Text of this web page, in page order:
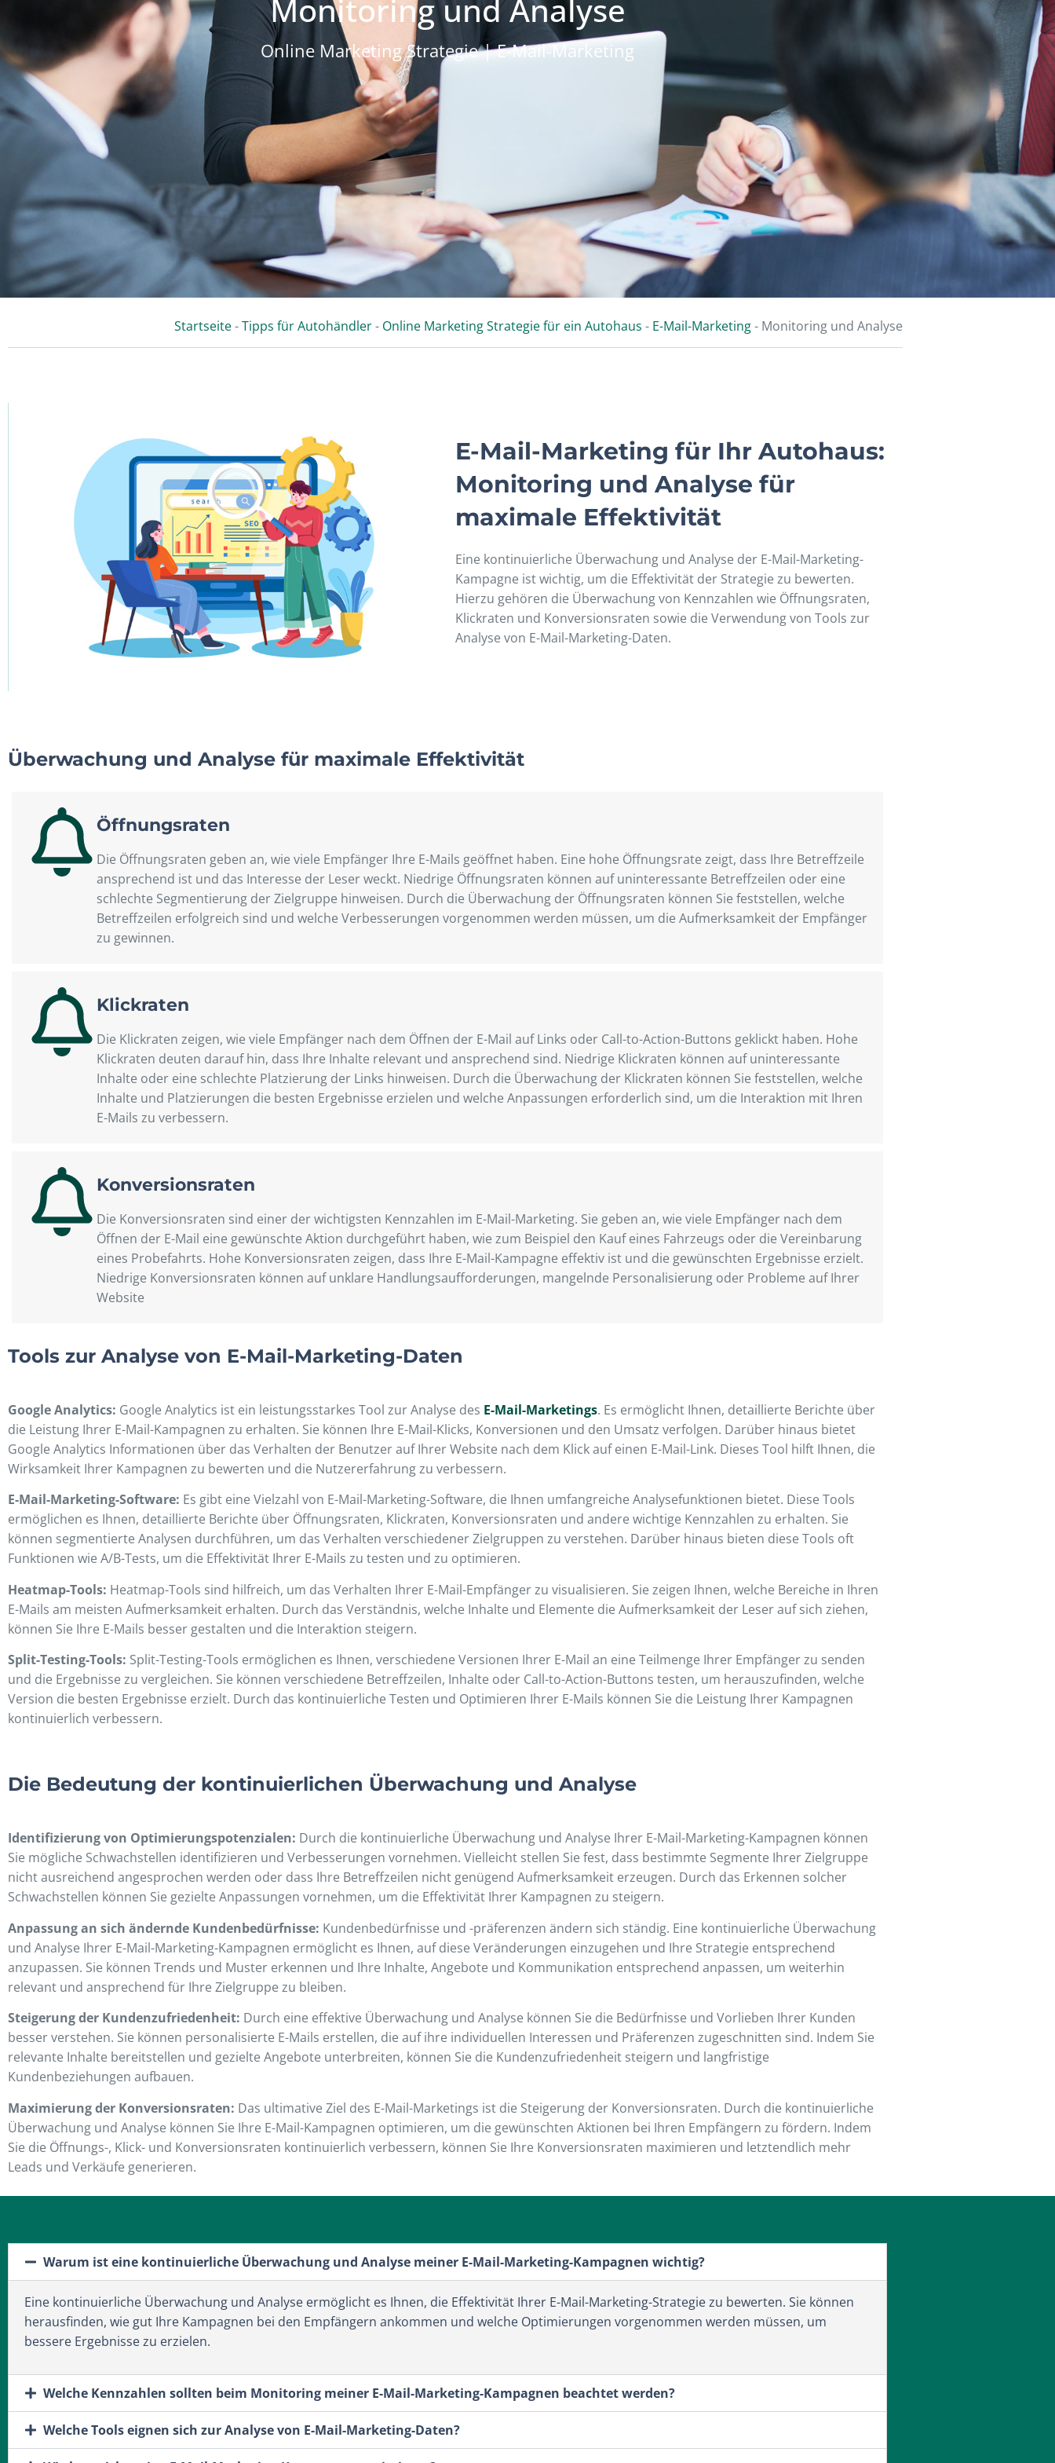
Monitoring und Analyse
Online Marketing Strategie | E-Mail-Marketing
Startseite-Tipps für Autohändler- Online Marketing Strategie für ein Autohaus - E-Mail-Marketing- Monitoring und Analyse
E-Mail-Marketing für Ihr Autohaus:
Monitoring und Analyse für
maximale Effektivität
Eine kontinuierliche Überwachung und Analyse der E-Mail-Marketing-
Kampagne ist wichtig, um die Effektivität der Strategie zu bewerten.
Hierzu gehören die Überwachung von Kennzahlen wie Öffnungsraten,
Klickraten und Konversionsraten sowie die Verwendung von Tools zur
Analyse von E-Mail-Marketing-Daten.
Überwachung und Analyse für maximale Effektivität
Öffnungsraten
Die Öffnungsraten geben an, wie viele Empfänger Ihre E-Mails geöffnet haben. Eine hohe Öffnungsrate zeigt, dass Ihre Betreffzeile
ansprechend ist und das Interesse der Leser weckt. Niedrige Öffnungsraten können auf uninteressante Betreffzeilen oder eine
schlechte Segmentierung der Zielgruppe hinweisen. Durch die Überwachung der Öffnungsraten können Sie feststellen, welche
Betreffzeilen erfolgreich sind und welche Verbesserungen vorgenommen werden müssen, um die Aufmerksamkeit der Empfänger
zu gewinnen.
Klickraten
Die Klickraten zeigen, wie viele Empfänger nach dem Öffnen der E-Mail auf Links oder Call-to-Action-Buttons geklickt haben. Hohe
Klickraten deuten darauf hin, dass Ihre Inhalte relevant und ansprechend sind. Niedrige Klickraten können auf uninteressante
Inhalte oder eine schlechte Platzierung der Links hinweisen. Durch die Überwachung der Klickraten können Sie feststellen, welche
Inhalte und Platzierungen die besten Ergebnisse erzielen und welche Anpassungen erforderlich sind, um die Interaktion mit Ihren
E-Mails zu verbessern.
Konversionsraten
Die Konversionsraten sind einer der wichtigsten Kennzahlen im E-Mail-Marketing. Sie geben an, wie viele Empfänger nach dem
Öffnen der E-Mail eine gewünschte Aktion durchgeführt haben, wie zum Beispiel den Kauf eines Fahrzeugs oder die Vereinbarung
eines Probefahrts. Hohe Konversionsraten zeigen, dass Ihre E-Mail-Kampagne effektiv ist und die gewünschten Ergebnisse erzielt.
Niedrige Konversionsraten können auf unklare Handlungsaufforderungen, mangelnde Personalisierung oder Probleme auf Ihrer
Website
Tools zur Analyse von E-Mail-Marketing-Daten
Google Analytics: Google Analytics ist ein leistungsstarkes Tool zur Analyse des E-Mail-Marketings. Es ermöglicht Ihnen, detaillierte Berichte über
die Leistung Ihrer E-Mail-Kampagnen zu erhalten. Sie können Ihre E-Mail-Klicks, Konversionen und den Umsatz verfolgen. Darüber hinaus bietet
Google Analytics Informationen über das Verhalten der Benutzer auf Ihrer Website nach dem Klick auf einen E-Mail-Link. Dieses Tool hilft Ihnen, die
Wirksamkeit Ihrer Kampagnen zu bewerten und die Nutzererfahrung zu verbessern.
E-Mail-Marketing-Software: Es gibt eine Vielzahl von E-Mail-Marketing-Software, die Ihnen umfangreiche Analysefunktionen bietet. Diese Tools
ermöglichen es Ihnen, detaillierte Berichte über Öffnungsraten, Klickraten, Konversionsraten und andere wichtige Kennzahlen zu erhalten. Sie
können segmentierte Analysen durchführen, um das Verhalten verschiedener Zielgruppen zu verstehen. Darüber hinaus bieten diese Tools oft
Funktionen wie A/B-Tests, um die Effektivität Ihrer E-Mails zu testen und zu optimieren.
Heatmap-Tools: Heatmap-Tools sind hilfreich, um das Verhalten Ihrer E-Mail-Empfänger zu visualisieren. Sie zeigen Ihnen, welche Bereiche in Ihren
E-Mails am meisten Aufmerksamkeit erhalten. Durch das Verständnis, welche Inhalte und Elemente die Aufmerksamkeit der Leser auf sich ziehen,
können Sie Ihre E-Mails besser gestalten und die Interaktion steigern.
Split-Testing-Tools: Split-Testing-Tools ermöglichen es Ihnen, verschiedene Versionen Ihrer E-Mail an eine Teilmenge Ihrer Empfänger zu senden
und die Ergebnisse zu vergleichen. Sie können verschiedene Betreffzeilen, Inhalte oder Call-to-Action-Buttons testen, um herauszufinden, welche
Version die besten Ergebnisse erzielt. Durch das kontinuierliche Testen und Optimieren Ihrer E-Mails können Sie die Leistung Ihrer Kampagnen
kontinuierlich verbessern.
Die Bedeutung der kontinuierlichen Überwachung und Analyse
Identifizierung von Optimierungspotenzialen: Durch die kontinuierliche Überwachung und Analyse Ihrer E-Mail-Marketing-Kampagnen können
Sie mögliche Schwachstellen identifizieren und Verbesserungen vornehmen. Vielleicht stellen Sie fest, dass bestimmte Segmente Ihrer Zielgruppe
nicht ausreichend angesprochen werden oder dass Ihre Betreffzeilen nicht genügend Aufmerksamkeit erzeugen. Durch das Erkennen solcher
Schwachstellen können Sie gezielte Anpassungen vornehmen, um die Effektivität Ihrer Kampagnen zu steigern.
Anpassung an sich ändernde Kundenbedürfnisse: Kundenbedürfnisse und -präferenzen ändern sich ständig. Eine kontinuierliche Überwachung
und Analyse Ihrer E-Mail-Marketing-Kampagnen ermöglicht es Ihnen, auf diese Veränderungen einzugehen und Ihre Strategie entsprechend
anzupassen. Sie können Trends und Muster erkennen und Ihre Inhalte, Angebote und Kommunikation entsprechend anpassen, um weiterhin
relevant und ansprechend für Ihre Zielgruppe zu bleiben.
Steigerung der Kundenzufriedenheit: Durch eine effektive Überwachung und Analyse können Sie die Bedürfnisse und Vorlieben Ihrer Kunden
besser verstehen. Sie können personalisierte E-Mails erstellen, die auf ihre individuellen Interessen und Präferenzen zugeschnitten sind. Indem Sie
relevante Inhalte bereitstellen und gezielte Angebote unterbreiten, können Sie die Kundenzufriedenheit steigern und langfristige
Kundenbeziehungen aufbauen.
Maximierung der Konversionsraten: Das ultimative Ziel des E-Mail-Marketings ist die Steigerung der Konversionsraten. Durch die kontinuierliche
Überwachung und Analyse können Sie Ihre E-Mail-Kampagnen optimieren, um die gewünschten Aktionen bei Ihren Empfängern zu fördern. Indem
Sie die Öffnungs-, Klick- und Konversionsraten kontinuierlich verbessern, können Sie Ihre Konversionsraten maximieren und letztendlich mehr
Leads und Verkäufe generieren.
Warum ist eine kontinuierliche Überwachung und Analyse meiner E-Mail-Marketing-Kampagnen wichtig?
Eine kontinuierliche Überwachung und Analyse ermöglicht es Ihnen, die Effektivität Ihrer E-Mail-Marketing-Strategie zu bewerten. Sie können
herausfinden, wie gut Ihre Kampagnen bei den Empfängern ankommen und welche Optimierungen vorgenommen werden müssen, um
bessere Ergebnisse zu erzielen.
Welche Kennzahlen sollten beim Monitoring meiner E-Mail-Marketing-Kampagnen beachtet werden?
Welche Tools eignen sich zur Analyse von E-Mail-Marketing-Daten?